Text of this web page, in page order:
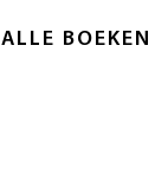
ALLE BOEKEN